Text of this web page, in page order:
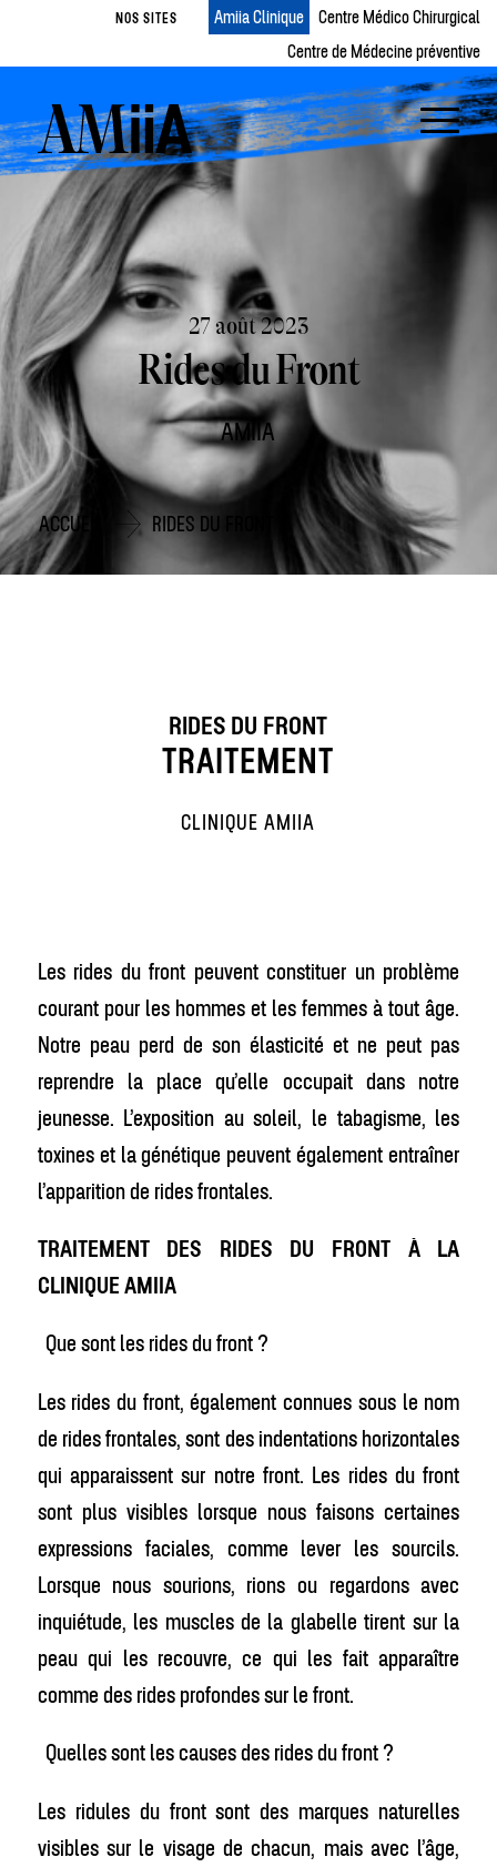
NOS SITES Amiia Clinique
Centre Médico Chirurgical
Centre de Médecine préventive
27 août 2023
Rides du Front
AMIIA
ACCUEIL RIDES DU FRONT
RIDES DU FRONT
TRAITEMENT
CLINIQUE AMIIA
Les rides du front peuvent constituer un problème
courant pour les hommes et les femmes à tout âge.
Notre peau perd de son élasticité et ne peut pas
reprendre la place qu’elle occupait dans notre
jeunesse. L’exposition au soleil, le tabagisme, les
toxines et la génétique peuvent également entraîner
l’apparition de rides frontales.
TRAITEMENT DES RIDES DU FRONT À LA
CLINIQUE AMIIA
Que sont les rides du front ?
Les rides du front, également connues sous le nom
de rides frontales, sont des indentations horizontales
qui apparaissent sur notre front. Les rides du front
sont plus visibles lorsque nous faisons certaines
expressions faciales, comme lever les sourcils.
Lorsque nous sourions, rions ou regardons avec
inquiétude, les muscles de la glabelle tirent sur la
peau qui les recouvre, ce qui les fait apparaître
comme des rides profondes sur le front.
Quelles sont les causes des rides du front ?
Les ridules du front sont des marques naturelles
visibles sur le visage de chacun, mais avec l’âge,